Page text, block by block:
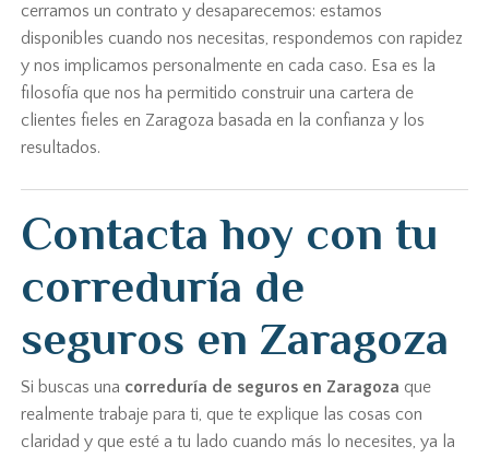
cerramos un contrato y desaparecemos: estamos
disponibles cuando nos necesitas, respondemos con rapidez
y nos implicamos personalmente en cada caso. Esa es la
filosofía que nos ha permitido construir una cartera de
clientes fieles en Zaragoza basada en la confianza y los
resultados.
Contacta hoy con tu
correduría de
seguros en Zaragoza
Si buscas una correduría de seguros en Zaragoza que
realmente trabaje para ti, que te explique las cosas con
claridad y que esté a tu lado cuando más lo necesites, ya la